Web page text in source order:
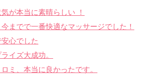
が本当に素晴らしい ！
までで一番快適なマッサージでした！
心でした
イズ大成功。
ミ、本当に良かったです。